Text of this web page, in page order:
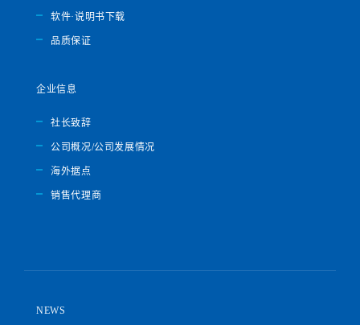
软件·说明书下载
品质保证
企业信息
社长致辞
公司概况/公司发展情况
海外据点
销售代理商
NEWS